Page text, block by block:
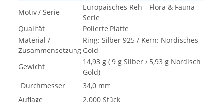
Motiv / Serie
Europäisches Reh – Flora & Fauna
Serie
Qualität
Polierte Platte
Material /
Zusammensetzung
Ring: Silber 925 / Kern: Nordisches
Gold
Gewicht
14,93 g ( 9 g Silber / 5,93 g Nordisch
Gold)
Durchmesser
34,0 mm
Auflage
2.000 Stück